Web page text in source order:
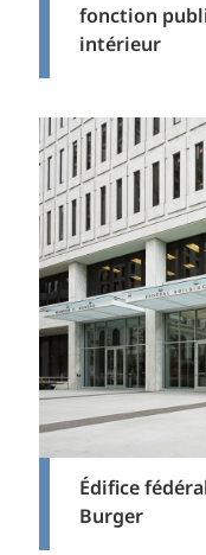
fonction
intérieur
Édifice
Burger